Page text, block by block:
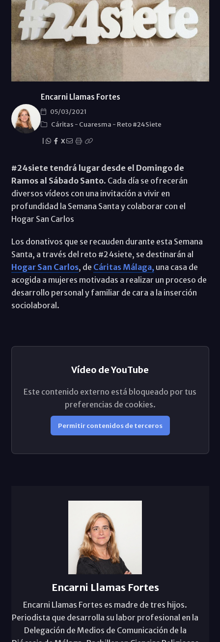
Encarni Llamas Fortes
05/03/2021
Cáritas - Cuaresma - Reto #24Siete
X
#24siete tendrá lugar desde el Domingo de
Ramos al Sábado Santo. Cada día se ofrecerán
diversos vídeos con una invitación a vivir en
profundidad la Semana Santa y colaborar con el
Hogar San Carlos
Los donativos que se recauden durante esta Semana
Santa, a través del reto #24siete, se destinarán al
Hogar San Carlos, de Cáritas Málaga, una casa de
acogida a mujeres motivadas a realizar un proceso de
desarrollo personal y familiar de cara a la inserción
sociolaboral.
Vídeo de YouTube
Este contenido externo está bloqueado por tus
preferencias de cookies.
Permitir contenidos de terceros
Encarni Llamas Fortes
Encarni Llamas Fortes es madre de tres hijos.
Periodista que desarrolla su labor profesional en la
Delegación de Medios de Comunicación de la